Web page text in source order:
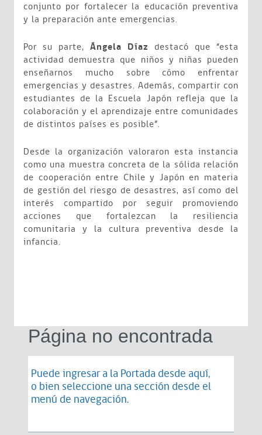
conjunto por fortalecer la educación preventiva
y la preparación ante emergencias.
Por su parte, Ángela Díaz destacó que “esta
actividad demuestra que niños y niñas pueden
enseñarnos mucho sobre cómo enfrentar
emergencias y desastres. Además, compartir con
estudiantes de la Escuela Japón refleja que la
colaboración y el aprendizaje entre comunidades
de distintos países es posible”.
Desde la organización valoraron esta instancia
como una muestra concreta de la sólida relación
de cooperación entre Chile y Japón en materia
de gestión del riesgo de desastres, así como del
interés compartido por seguir promoviendo
acciones que fortalezcan la resiliencia
comunitaria y la cultura preventiva desde la
infancia.
Página no encontrada
Puede ingresar a la Portada desde aquí,
o bien seleccione una sección desde el
menú de navegación.